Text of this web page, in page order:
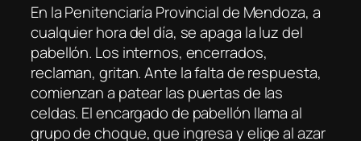
En la Penitenciaría Provincial de Mendoza, a
cualquier hora del día, se apaga la luz del
pabellón. Los internos, encerrados,
reclaman, gritan. Ante la falta de respuesta,
comienzan a patear las puertas de las
celdas. El encargado de pabellón llama al
grupo de choque, que ingresa y elige al azar